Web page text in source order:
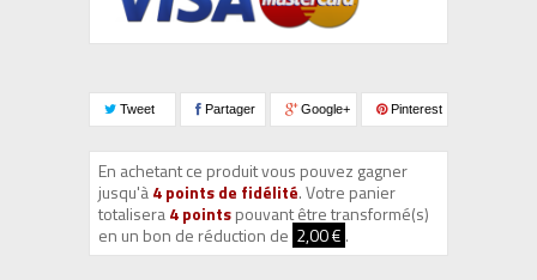
Tweet Partager Google+ Pinterest
En achetant ce produit vous pouvez gagner
jusqu'à4points de fidélité. Votre panier
totalisera4pointspouvant être transformé(s)
en un bon de réduction de 2,00 € .